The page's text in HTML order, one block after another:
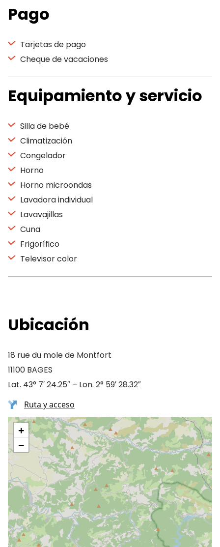
Pago
Tarjetas de pago
Cheque de vacaciones
Equipamiento y servicio
Silla de bebé
Climatización
Congelador
Horno
Horno microondas
Lavadora individual
Lavavajillas
Cuna
Frigorífico
Televisor color
Ubicación
18 rue du mole de Montfort
11100 BAGES
Lat. 43° 7′ 24.25″ – Lon. 2° 59′ 28.32″
Ruta y acceso
+
−